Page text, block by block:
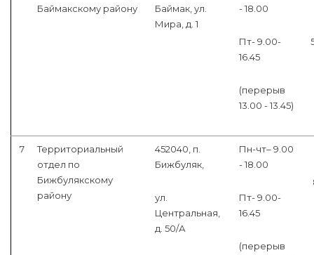
Баймакскому району
Баймак, ул.
Мира, д. 1
- 18.00
Пт- 9.00-
16.45
(перерыв
13.00 - 13.45)
7
Территориальный
отдел по
Бижбулякскому
району
452040, п.
Бижбуляк,
ул.
Центральная,
д. 50/А
Пн-чт– 9.00
- 18.00
Пт- 9.00-
16.45
(перерыв